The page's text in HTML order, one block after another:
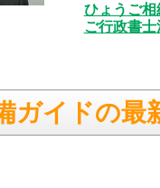
ひょうご
ご行政書士
ガイドの最